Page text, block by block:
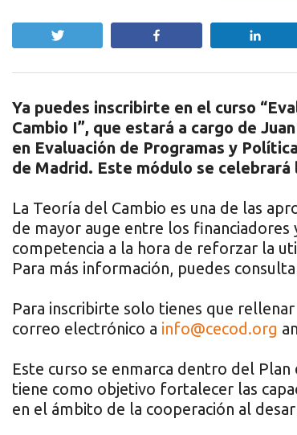
Ya puedes inscribirte en el curso
Cambio I”, que estará a cargo de
en Evaluación de Programas y
de Madrid. Este módulo se celebrará
La Teoría del Cambio es una de las
de mayor auge entre los
competencia a la hora de reforzar la
Para más información, puedes
Para inscribirte solo tienes que
correo electrónico a info@cecod.org
Este curso se enmarca dentro del
tiene como objetivo fortalecer las
en el ámbito de la cooperación al